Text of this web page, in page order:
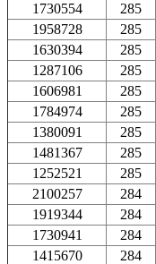
1730554
285
1958728
285
1630394
285
1287106
285
1606981
285
1784974
285
1380091
285
1481367
285
1252521
285
2100257
284
1919344
284
1730941
284
1415670
284